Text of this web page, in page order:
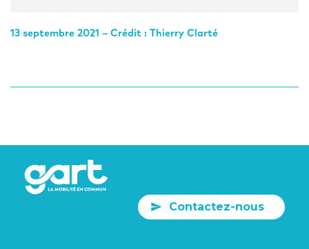
13 septembre 2021 – Crédit : Thierry Clarté
Contactez-nous